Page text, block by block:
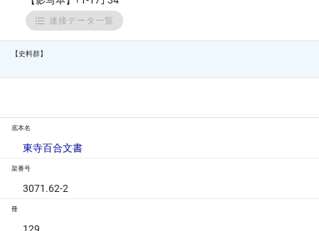
連接データ一覧
【史料群】
底本名
東寺百合文書
架番号
3071.62-2
冊